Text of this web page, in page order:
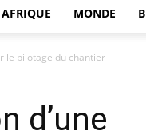
AFRIQUE MONDE
le pilotage du chantier
d’une